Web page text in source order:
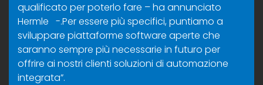
qualificato per poterlo fare – ha annunciato
Hermle -.Per essere più specifici, puntiamo a
sviluppare piattaforme software aperte che
saranno sempre più necessarie in futuro per
offrire ai nostri clienti soluzioni di automazione
integrata”.